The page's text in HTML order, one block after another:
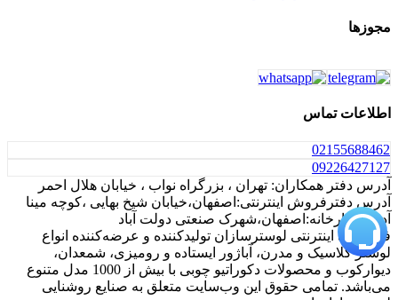
مجوزها
اطلاعات تماس
021 55688462
09226427127
آدرس دفتر همکاران: تهران ، بزرگراه نواب ، خیابان هلال احمر
آدرس دفترفروش اینترنتی:اصفهان،خیابان شیخ بهایی ،کوچه مینا
آدرس کارخانه:اصفهان،شهرک صنعتی دولت آباد
فروشگاه اینترنتی لوسترسازان تولیدکننده و عرضه‌کننده انواع
لوستر کلاسیک و مدرن، آباژور ایستاده و رومیزی، شمعدان،
دیوارکوب و محصولات دکوراتیو چوبی با بیش از 1000 مدل متنوع
می‌باشد. تمامی حقوق این وب‌سایت متعلق به صنایع روشنایی